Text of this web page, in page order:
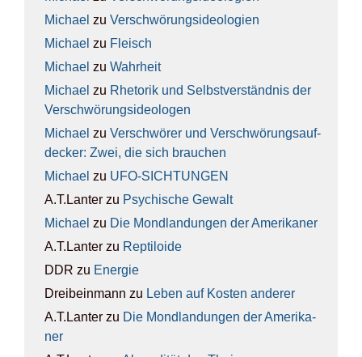
Michael zu Ver­schwö­rungs­ideo­lo­gien
Michael zu Fleisch
Michael zu Wahr­heit
Michael zu Rhe­to­rik und Selbst­ver­ständ­nis der
Ver­schwö­rungs­ideo­lo­gen
Michael zu Ver­schwö­rer und Ver­schwö­rungs­auf­
de­cker: Zwei, die sich brau­chen
Michael zu UFO-SICH­TUN­GEN
A.T.Lanter zu Psy­chi­sche Gewalt
Michael zu Die Mond­lan­dun­gen der Ame­ri­ka­ner
A.T.Lanter zu Rep­ti­lo­ide
DDR zu Ener­gie
Dreibeinmann zu Leben auf Kos­ten ande­rer
A.T.Lanter zu Die Mond­lan­dun­gen der Ame­ri­ka­
ner